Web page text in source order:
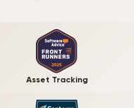
Asset Tracking